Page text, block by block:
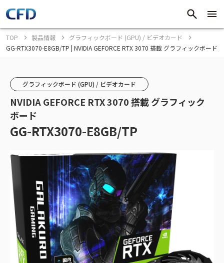
TOP 製品情報
グラフィックボード (GPU) / ビデオカード
GG-RTX3070-E8GB/TP | NVIDIA GEFORCE RTX 3070 搭載 グラフィックボード
グラフィックボード (GPU) / ビデオカード
NVIDIA GEFORCE RTX 3070 搭載 グラフィック
ボード
GG-RTX3070-E8GB/TP